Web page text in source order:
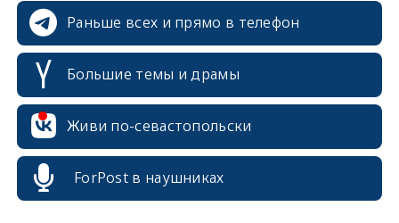
Раньше всех и прямо в телефон
Большие темы и драмы
Живи по-севастопольски
ForPost в наушниках